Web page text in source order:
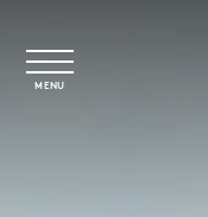
MENU